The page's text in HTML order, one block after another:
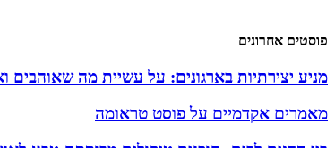
פוסטים אחרונים
מניע יצירתיות בארגונים: על עשיית מה
מאמרים אקדמיים על פוסט טראומה